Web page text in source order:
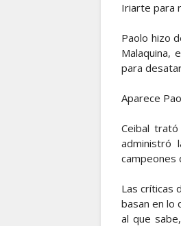
Iriarte para
Paolo hizo
Malaquina,
para
Aparece
Ceibal
administró
campeones
Las críticas
basan en lo
al que